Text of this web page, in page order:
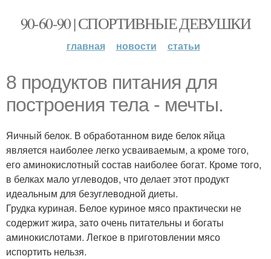
90-60-90 | СПОРТИВНЫЕ ДЕВУШКИ
главная новости статьи
8 продуктов питания для
построения тела - мечты.
Яичный белок. В обработанном виде белок яйца
является наиболее легко усваиваемым, а кроме того,
его аминокислотный состав наиболее богат. Кроме того,
в белках мало углеводов, что делает этот продукт
идеальным для безуглеводной диеты.
Грудка куриная. Белое куриное мясо практически не
содержит жира, зато очень питательны и богаты
аминокислотами. Легкое в приготовлении мясо
испортить нельзя.